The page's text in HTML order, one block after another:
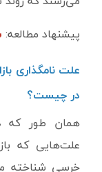
پیشنهاد مطالعه:
علت نامگذاری
در چیست؟
همان طور که
علت‌هایی که
خرسی شناخته